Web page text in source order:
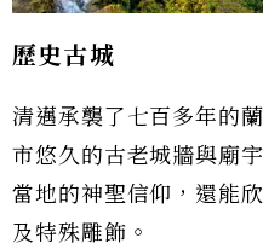
歷史古城
清邁承襲了七百多年的
市悠久的古老城牆與廟
當地的神聖信仰，還能
及特殊雕飾。